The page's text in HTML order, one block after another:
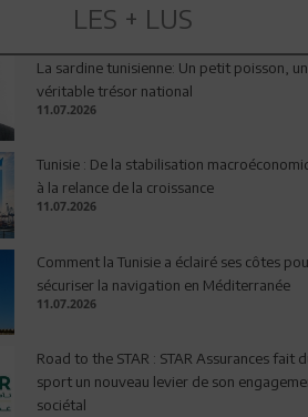
LES + LUS
La sardine tunisienne: Un petit poisson, un
véritable trésor national
11.07.2026
Tunisie : De la stabilisation
à la relance de la croissance
11.07.2026
Comment la Tunisie a éclairé ses côtes
sécuriser la navigation en Méditerranée
11.07.2026
Road to the STAR : STAR Assurances fait
sport un nouveau levier de son
sociétal